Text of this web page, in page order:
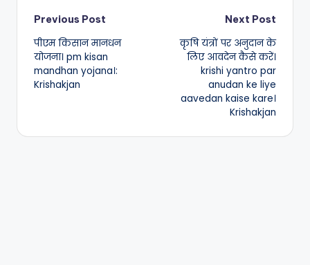
Post
navigation
Previous Post
पीएम किसान मानधन
योजना। pm kisan
mandhan yojana।:
Krishakjan
Next Post
कृषि यंत्रों पर अनुदान के
लिए आवदेन कैसे करें।
krishi yantro par
anudan ke liye
aavedan kaise kare।
Krishakjan